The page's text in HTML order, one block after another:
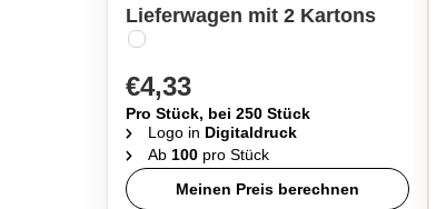
Lieferwagen mit 2 Kartons
€4,33
Pro Stück, bei 250 Stück
Logo in Digitaldruck
Ab 100 pro Stück
Meinen Preis berechnen